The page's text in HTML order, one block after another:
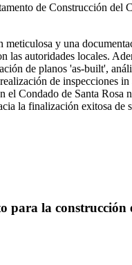
de Construcción del
y una
autoridades locales.
de planos 'as-built',
de inspecciones
el Condado de Santa
la finalización exitosa de
para la